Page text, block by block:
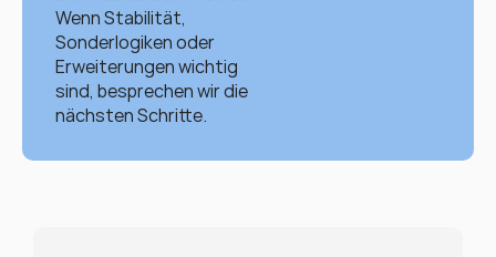
Wenn Stabilität,
Sonderlogiken oder
Erweiterungen wichtig
sind, besprechen wir die
nächsten Schritte.